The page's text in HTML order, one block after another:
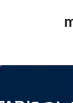
ア
ス
ド
ビ